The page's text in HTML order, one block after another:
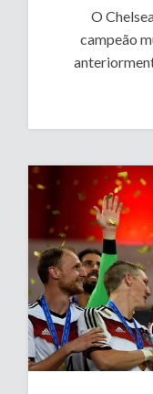
O
campeão